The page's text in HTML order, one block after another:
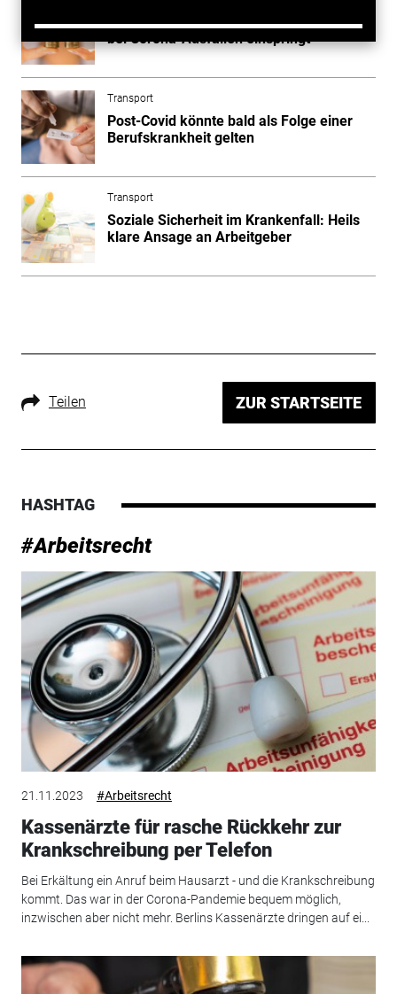
Arbeitgeber aufgepasst: Wann der Staat
bei Corona-Ausfällen einspringt
Transport
Post-Covid könnte bald als Folge einer
Berufskrankheit gelten
Transport
Soziale Sicherheit im Krankenfall: Heils
klare Ansage an Arbeitgeber
Teilen ZUR STARTSEITE
HASHTAG
#Arbeitsrecht
21.11.2023 #Arbeitsrecht
Kassenärzte für rasche Rückkehr zur
Krankschreibung per Telefon
Bei Erkältung ein Anruf beim Hausarzt - und die Krankschreibung
kommt. Das war in der Corona-Pandemie bequem möglich,
inzwischen aber nicht mehr. Berlins Kassenärzte dringen auf ei...